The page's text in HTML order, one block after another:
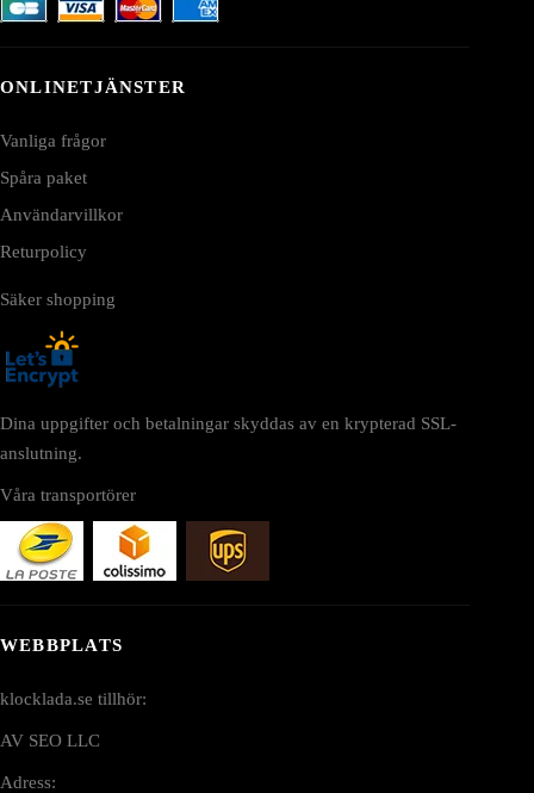
ONLINETJÄNSTER
Vanliga frågor
Spåra paket
Användarvillkor
Returpolicy
Säker shopping
Dina uppgifter och betalningar skyddas av en krypterad SSL-
anslutning.
Våra transportörer
WEBBPLATS
klocklada.se tillhör:
AV SEO LLC
Adress: